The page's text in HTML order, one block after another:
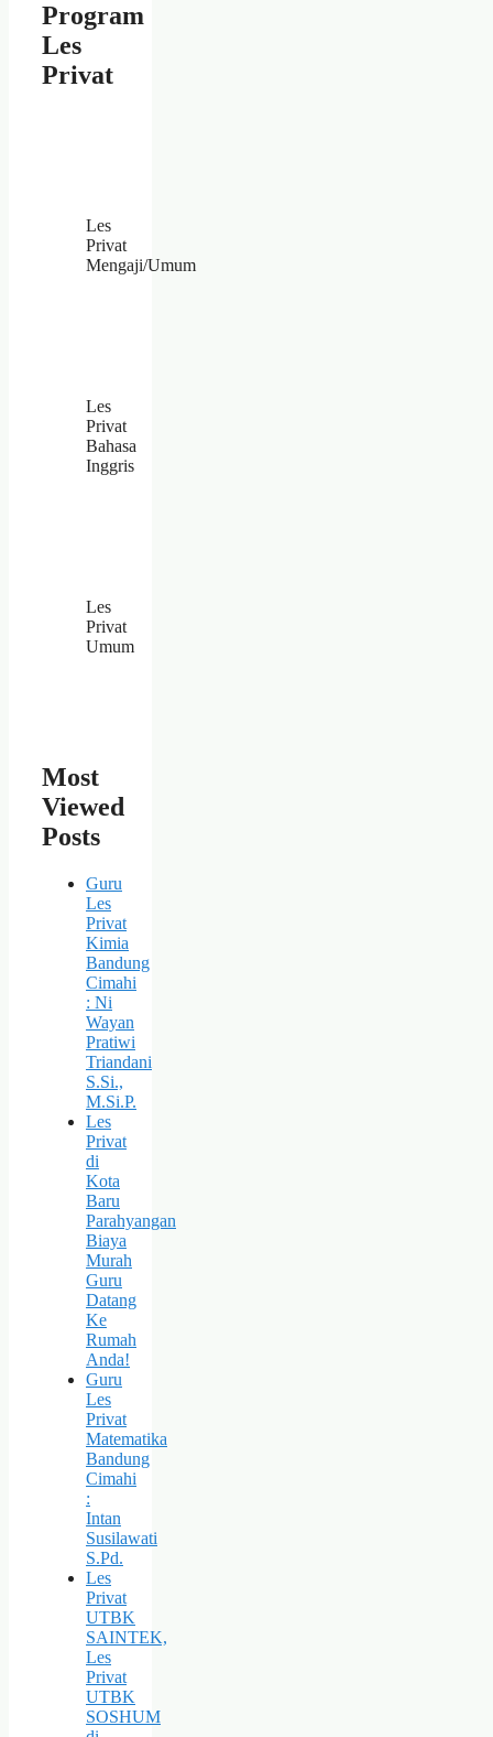
Program
Les
Privat
Les
Privat
Mengaji/Umum
Les
Privat
Bahasa
Inggris
Les
Privat
Umum
Most
Viewed
Posts
Guru
Les
Privat
Kimia
Bandung
Cimahi
: Ni
Wayan
Pratiwi
Triandani
S.Si.,
M.Si.P.
Les
Privat
di
Kota
Baru
Parahyangan
Biaya
Murah
Guru
Datang
Ke
Rumah
Anda!
Guru
Les
Privat
Matematika
Bandung
Cimahi
:
Intan
Susilawati
S.Pd.
Les
Privat
UTBK
SAINTEK,
Les
Privat
UTBK
SOSHUM